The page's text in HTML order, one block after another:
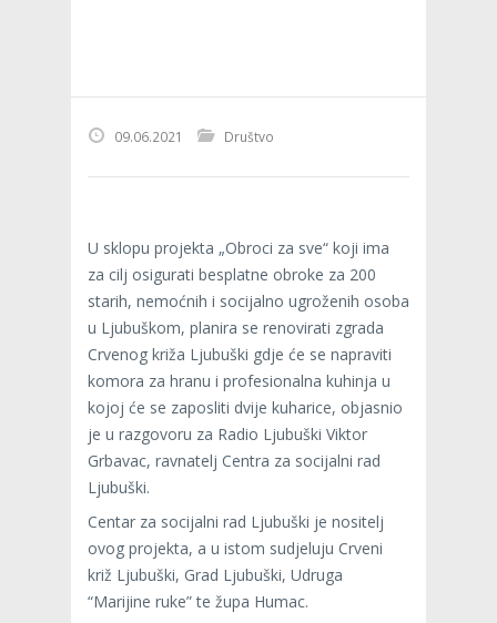
09.06.2021 Društvo
U sklopu projekta „Obroci za sve“ koji ima
za cilj osigurati besplatne obroke za 200
starih, nemoćnih i socijalno ugroženih osoba
u Ljubuškom, planira se renovirati zgrada
Crvenog križa Ljubuški gdje će se napraviti
komora za hranu i profesionalna kuhinja u
kojoj će se zaposliti dvije kuharice, objasnio
je u razgovoru za Radio Ljubuški Viktor
Grbavac, ravnatelj Centra za socijalni rad
Ljubuški.
Centar za socijalni rad Ljubuški je nositelj
ovog projekta, a u istom sudjeluju Crveni
križ Ljubuški, Grad Ljubuški, Udruga
“Marijine ruke” te župa Humac.